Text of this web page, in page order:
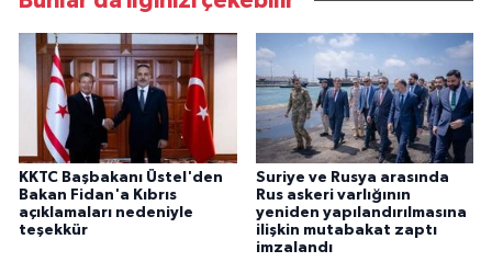
KKTC Başbakanı Üstel'den
Bakan Fidan'a Kıbrıs
açıklamaları nedeniyle
teşekkür
Suriye ve Rusya arasında
Rus askeri varlığının
yeniden yapılandırılmasına
ilişkin mutabakat zaptı
imzalandı